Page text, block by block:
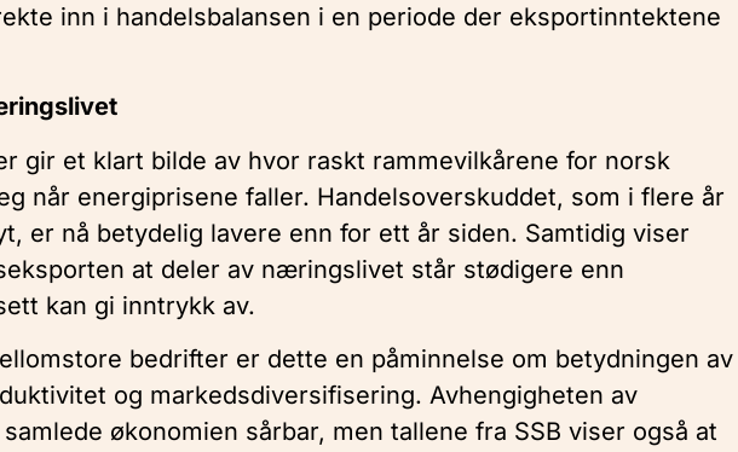
inn i handelsbalansen i en periode der eksportinntektene
gir et klart bilde av hvor raskt rammevilkårene for norsk
når energiprisene faller. Handelsoverskuddet, som i flere år
er nå betydelig lavere enn for ett år siden. Samtidig viser
at deler av næringslivet står stødigere enn
kan gi inntrykk av.
bedrifter er dette en påminnelse om betydningen av
og markedsdiversifisering. Avhengigheten av
økonomien sårbar, men tallene fra SSB viser også at